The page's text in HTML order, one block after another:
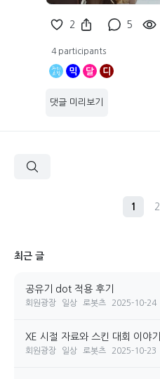
2 5
4 participants
믹 달 디
댓글 미리보기
1 2
최근 글
공유기 dot 적용 후기
회원광장 일상 로봇츠 2025-10-24
XE 시절 자료와 스킨 대회 이야기
회원광장 일상 로봇츠 2025-10-23